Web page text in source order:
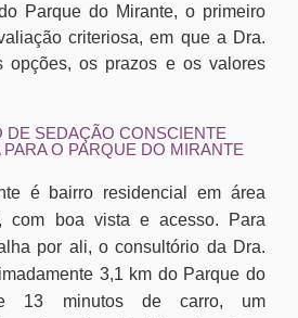
Parque do Mirante, o primeiro
criteriosa, em que a Dra.
opções, os prazos e os valores
DE SEDAÇÃO CONSCIENTE
O PARQUE DO MIRANTE
é bairro residencial em área
com boa vista e acesso. Para
por ali, o consultório da Dra.
3,1 km do Parque do
13 minutos de carro, um